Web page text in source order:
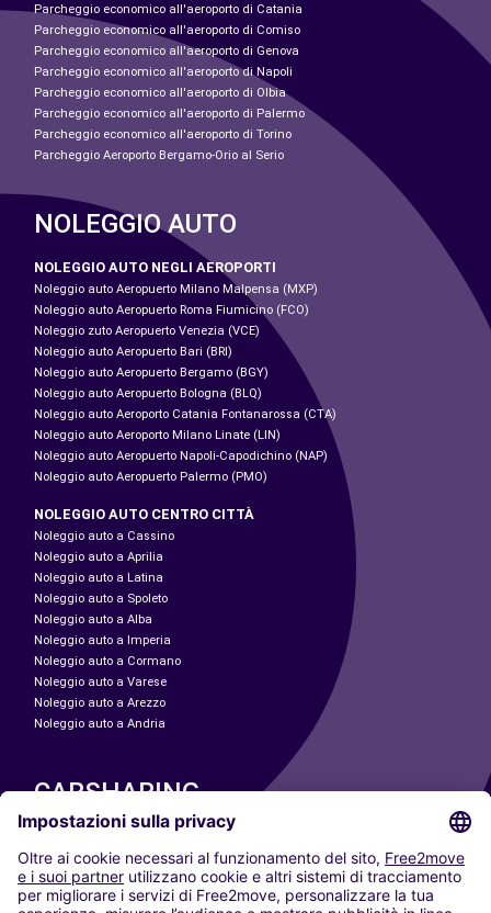
Parcheggio economico all'aeroporto di Catania
Parcheggio economico all'aeroporto di Comiso
Parcheggio economico all'aeroporto di Genova
Parcheggio economico all'aeroporto di Napoli
Parcheggio economico all'aeroporto di Olbia
Parcheggio economico all'aeroporto di Palermo
Parcheggio economico all'aeroporto di Torino
Parcheggio Aeroporto Bergamo-Orio al Serio
NOLEGGIO AUTO
NOLEGGIO AUTO NEGLI AEROPORTI
Noleggio auto Aeropuerto Milano Malpensa (MXP)
Noleggio auto Aeropuerto Roma Fiumicino (FCO)
Noleggio zuto Aeropuerto Venezia (VCE)
Noleggio auto Aeropuerto Bari (BRI)
Noleggio auto Aeropuerto Bergamo (BGY)
Noleggio auto Aeropuerto Bologna (BLQ)
Noleggio auto Aeroporto Catania Fontanarossa (CTA)
Noleggio auto Aeroporto Milano Linate (LIN)
Noleggio auto Aeropuerto Napoli-Capodichino (NAP)
Noleggio auto Aeropuerto Palermo (PMO)
NOLEGGIO AUTO CENTRO CITTÀ
Noleggio auto a Cassino
Noleggio auto a Aprilia
Noleggio auto a Latina
Noleggio auto a Spoleto
Noleggio auto a Alba
Noleggio auto a Imperia
Noleggio auto a Cormano
Noleggio auto a Varese
Noleggio auto a Arezzo
Noleggio auto a Andria
CARSHARING
LE NOSTRE CITTÀ
Paris
Madrid
Washington DC